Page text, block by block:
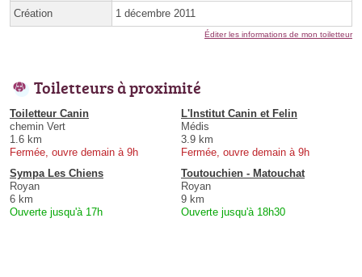
Création 1 décembre 2011
Éditer les informations de mon toiletteur
Toiletteurs à proximité
Toiletteur Canin
chemin Vert
1.6 km
Fermée, ouvre demain à 9h
L'Institut Canin et Felin
Médis
3.9 km
Fermée, ouvre demain à 9h
Sympa Les Chiens
Royan
6 km
Ouverte jusqu'à 17h
Toutouchien - Matouchat
Royan
9 km
Ouverte jusqu'à 18h30